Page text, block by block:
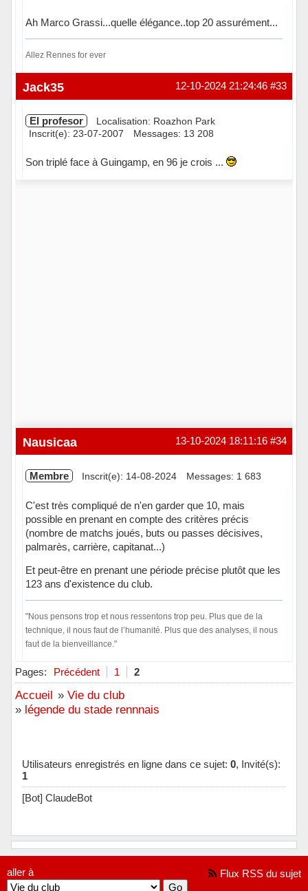
Ah Marco Grassi...quelle élégance..top 20 assurément...
Allez Rennes for ever
Hors ligne #33
12-10-2024 21:24:46
Jack35
El profesor
Localisation: Roazhon Park
Inscrit(e): 23-07-2007
Messages: 13 208
Son triplé face à Guingamp, en 96 je crois ...
#34
13-10-2024 18:11:16
Nausicaa
Membre Inscrit(e): 14-08-2024 Messages: 1 683
C'est très compliqué de n'en garder que 10, mais
possible en prenant en compte des critères précis
(nombre de matchs joués, buts ou passes décisives,
palmarès, carrière, capitanat...)
Et peut-être en prenant une période précise plutôt que les
123 ans d'existence du club.
"Nous pensons trop et nous ressentons trop peu. Plus que de la
technique, il nous faut de l’humanité. Plus que des analyses, il nous
faut de la bienveillance."
Hors ligne
Pages: Précédent 1 2
Accueil » Vie du club
» légende du stade rennnais
Utilisateurs enregistrés en ligne dans ce sujet: 0, Invité(s):
1
[Bot] ClaudeBot
aller à Flux RSS du sujet